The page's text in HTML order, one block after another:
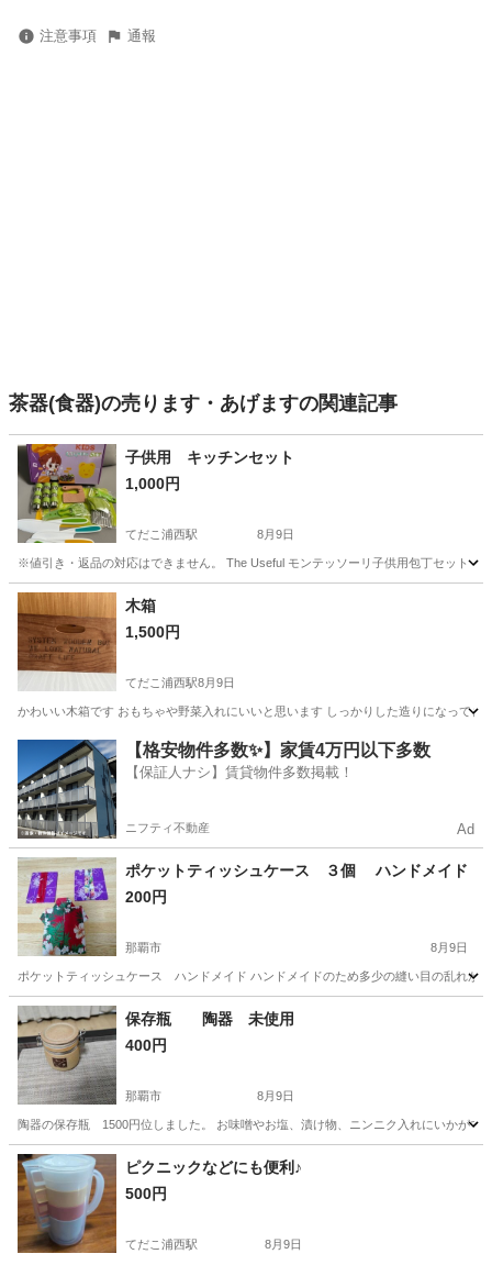
注意事項 通報
茶器(食器)の売ります・あげますの関連記事
子供用 キッチンセット
1,000円
てだこ浦西駅 8月9日
※値引き・返品の対応はできません。 The Useful モンテッソーリ子供用包丁セット
沖縄 沖縄市 てだこ浦西駅
木箱
1,500円
てだこ浦西駅8月9日
かわいい木箱です おもちゃや野菜入れにいいと思います しっかりした造りになっ
中頭郡 てだこ浦西駅 家庭用品
【格安物件多数✨】家賃4万円以下多数
【保証人ナシ】賃貸物件多数掲載！
ニフティ不動産 Ad
ポケットティッシュケース ３個 ハンドメイド
200円
那覇市 8月9日
ポケットティッシュケース ハンドメイド ハンドメイドのため多少の縫い目の乱れ
沖縄 那覇市 その他 ポケットティッシュ
保存瓶 陶器 未使用
400円
那覇市 8月9日
陶器の保存瓶 1500円位しました。 お味噌やお塩、漬け物、ニンニク入れにいかが
沖縄 那覇市 家庭用品 漬け物
ピクニックなどにも便利♪
500円
てだこ浦西駅 8月9日